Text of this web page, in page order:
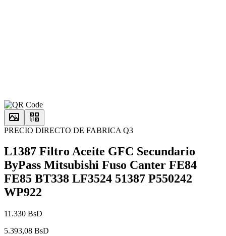
PRECIO DIRECTO DE FABRICA Q3
L1387 Filtro Aceite GFC Secundario
ByPass Mitsubishi Fuso Canter FE84
FE85 BT338 LF3524 51387 P550242
WP922
11.330 BsD
5.393,08 BsD